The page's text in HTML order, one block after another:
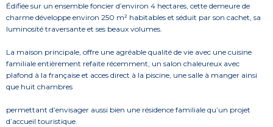
Édifiée sur un ensemble foncier d’environ 4 hectares, cette demeure de
charme développe environ 250 m² habitables et séduit par son cachet, sa
luminosité traversante et ses beaux volumes.
La maison principale, offre une agréable qualité de vie avec une cuisine
familiale entièrement refaite récemment, un salon chaleureux avec
plafond à la française et acces direct à la piscine, une salle à manger ainsi
que huit chambres
permettant d’envisager aussi bien une résidence familiale qu’un projet
d’accueil touristique.